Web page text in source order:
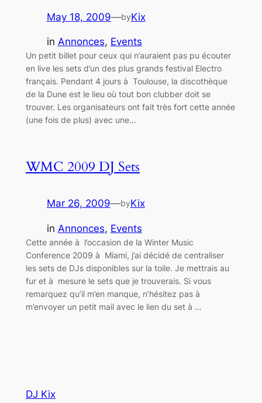
May 18, 2009—byKix
in Annonces, Events
Un petit billet pour ceux qui n’auraient pas pu écouter
en live les sets d’un des plus grands festival Electro
français. Pendant 4 jours à Toulouse, la discothèque
de la Dune est le lieu où tout bon clubber doit se
trouver. Les organisateurs ont fait très fort cette année
(une fois de plus) avec une…
WMC 2009 DJ Sets
Mar 26, 2009—byKix
in Annonces, Events
Cette année à l’occasion de la Winter Music
Conference 2009 à Miami, j’ai décidé de centraliser
les sets de DJs disponibles sur la toile. Je mettrais au
fur et à mesure le sets que je trouverais. Si vous
remarquez qu’il m’en manque, n’hésitez pas à
m’envoyer un petit mail avec le lien du set à …
DJ Kix